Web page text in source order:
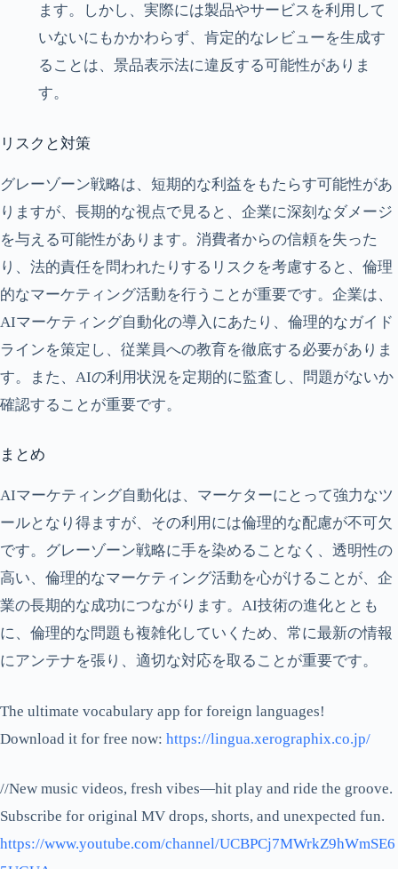
ます。しかし、実際には製品やサービスを利用して
いないにもかかわらず、肯定的なレビューを生成す
ることは、景品表示法に違反する可能性がありま
す。
リスクと対策
グレーゾーン戦略は、短期的な利益をもたらす可能性があ
りますが、長期的な視点で見ると、企業に深刻なダメージ
を与える可能性があります。消費者からの信頼を失った
り、法的責任を問われたりするリスクを考慮すると、倫理
的なマーケティング活動を行うことが重要です。企業は、
AIマーケティング自動化の導入にあたり、倫理的なガイド
ラインを策定し、従業員への教育を徹底する必要がありま
す。また、AIの利用状況を定期的に監査し、問題がないか
確認することが重要です。
まとめ
AIマーケティング自動化は、マーケターにとって強力なツ
ールとなり得ますが、その利用には倫理的な配慮が不可欠
です。グレーゾーン戦略に手を染めることなく、透明性の
高い、倫理的なマーケティング活動を心がけることが、企
業の長期的な成功につながります。AI技術の進化ととも
に、倫理的な問題も複雑化していくため、常に最新の情報
にアンテナを張り、適切な対応を取ることが重要です。
The ultimate vocabulary app for foreign languages!
Download it for free now: https://lingua.xerographix.co.jp/
//New music videos, fresh vibes—hit play and ride the groove.
Subscribe for original MV drops, shorts, and unexpected fun.
https://www.youtube.com/channel/UCBPCj7MWrkZ9hWmSE6